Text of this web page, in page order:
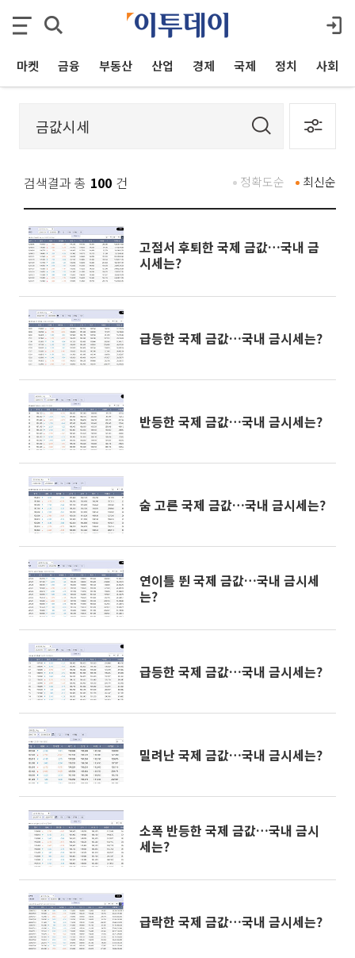
마켓 금융 부동산 산업 경제 국제 정치 사회
검색결과 총 100 건 최신순
정확도순
고점서 후퇴한 국제 금값…국내 금
시세는?
급등한 국제 금값…국내 금시세는?
반등한 국제 금값…국내 금시세는?
숨 고른 국제 금값…국내 금시세는?
연이틀 뛴 국제 금값…국내 금시세
는?
급등한 국제 금값…국내 금시세는?
밀려난 국제 금값…국내 금시세는?
소폭 반등한 국제 금값…국내 금시
세는?
급락한 국제 금값…국내 금시세는?